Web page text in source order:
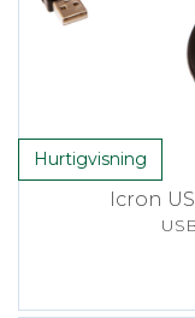
Hurtigvisning
Icron